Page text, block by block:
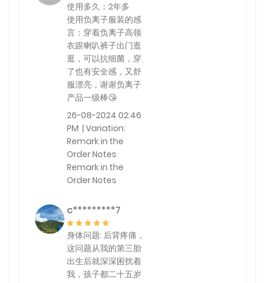
使用多久：2年多
使用负离子服装的感
言：穿着负离子高领
衣跟喇叭裤子出门逛
逛，可以抗细菌，穿
了也有安全感，又舒
服漂亮，谢谢负离子
产品一级棒😘
26-08-2024 02:46
PM | Variation:
Remark in the
Order Notes
Remark in the
Order Notes
c*********7
身体问题: 后背疼痛，
这问题从我的第三胎
出生后就深深困扰着
我，孩子都二十五岁